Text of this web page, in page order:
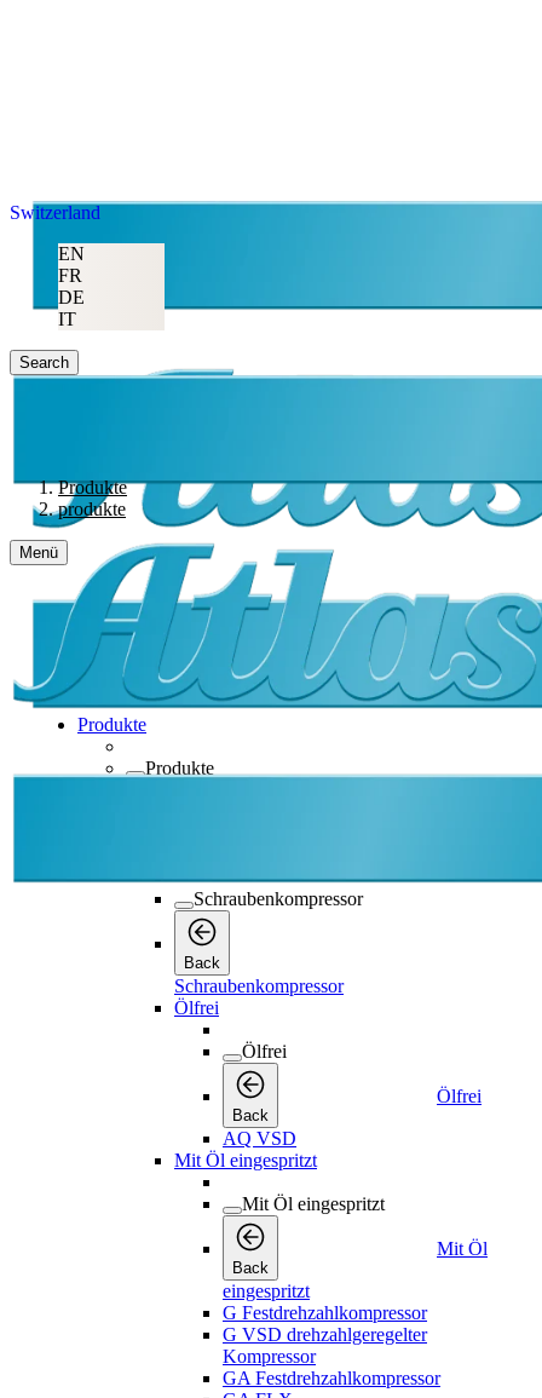
Switzerland
EN
FR
DE
IT
Search
Produkte
produkte
Menü
Produkte
Produkte
Schraubenkompressor
Back
Schraubenkompressor
Ölfrei
Ölfrei
Back
Ölfrei
AQ VSD
Mit Öl eingespritzt
Mit Öl eingespritzt
Back
Mit Öl
eingespritzt
G Festdrehzahlkompressor
G VSD drehzahlgeregelter
Kompressor
GA Festdrehzahlkompressor